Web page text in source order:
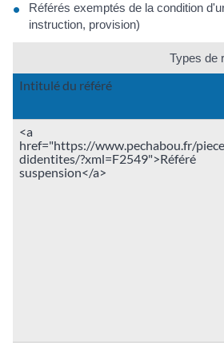
Référés exemptés de la condition
instruction, provision)
Types de
Intitulé du référé
<a
href="https://www.pechabou.fr/
didentites/?xml=F2549">Référé
suspension</a>